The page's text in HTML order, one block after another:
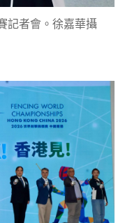
記者會。徐嘉華攝